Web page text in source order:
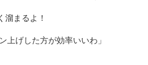
溜まるよ！
上げした方が効率いいわ」